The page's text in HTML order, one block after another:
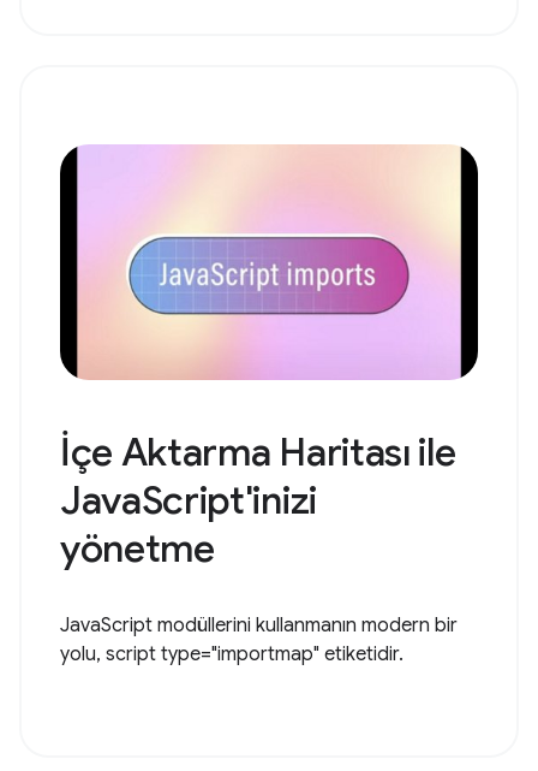
İçe Aktarma Haritası ile
JavaScript'inizi
yönetme
JavaScript modüllerini kullanmanın modern bir
yolu, script type="importmap" etiketidir.